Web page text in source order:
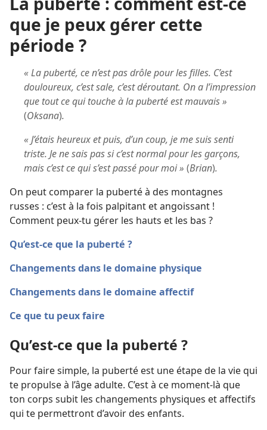
que je peux gérer cette
période ?
« La puberté, ce n’est pas drôle pour les filles. C’est
douloureux, c’est sale, c’est déroutant. On a l’impression
que tout ce qui touche à la puberté est mauvais »
(Oksana).
« J’étais heureux et puis, d’un coup, je me suis senti
triste. Je ne sais pas si c’est normal pour les garçons,
mais c’est ce qui s’est passé pour moi » (Brian).
On peut comparer la puberté à des montagnes
russes : c’est à la fois palpitant et angoissant !
Comment peux-tu gérer les hauts et les bas ?
Qu’est-ce que la puberté ?
Changements dans le domaine physique
Changements dans le domaine affectif
Ce que tu peux faire
Qu’est-ce que la puberté ?
Pour faire simple, la puberté est une étape de la vie qui
te propulse à l’âge adulte. C’est à ce moment-là que
ton corps subit les changements physiques et affectifs
qui te permettront d’avoir des enfants.